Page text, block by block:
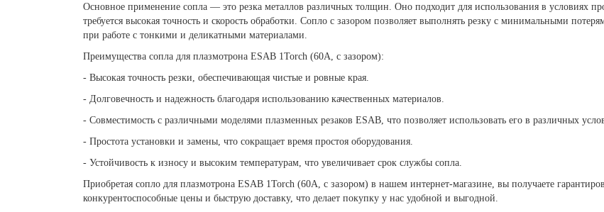
Основное применение сопла — это резка металлов различных толщин. Оно подходит для использования в условиях
требуется высокая точность и скорость обработки. Сопло с зазором позволяет выполнять резку с минимальными
при работе с тонкими и деликатными материалами.
Преимущества сопла для плазмотрона ESAB 1Torch (60А, с зазором):
- Высокая точность резки, обеспечивающая чистые и ровные края.
- Долговечность и надежность благодаря использованию качественных материалов.
- Совместимость с различными моделями плазменных резаков ESAB, что позволяет использовать его в различных
- Простота установки и замены, что сокращает время простоя оборудования.
- Устойчивость к износу и высоким температурам, что увеличивает срок службы сопла.
Приобретая сопло для плазмотрона ESAB 1Torch (60А, с зазором) в нашем интернет-магазине, вы получаете
конкурентоспособные цены и быструю доставку, что делает покупку у нас удобной и выгодной.